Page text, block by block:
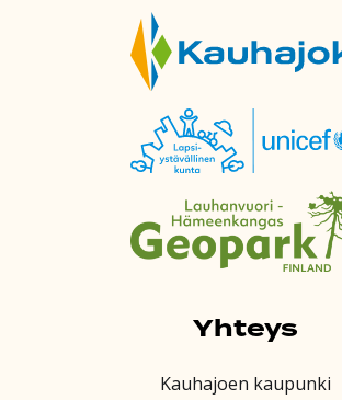
Yhteys
Kauhajoen kaupunki